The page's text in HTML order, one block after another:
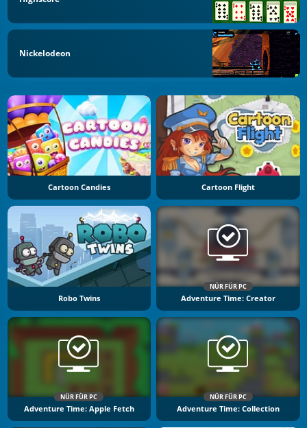
Nickelodeon
Cartoon Candies Cartoon Flight
Robo Twins
NÜR FÜR PC
Adventure Time: Creator
NÜR FÜR PC
Adventure Time: Apple Fetch
NÜR FÜR PC
Adventure Time: Collection